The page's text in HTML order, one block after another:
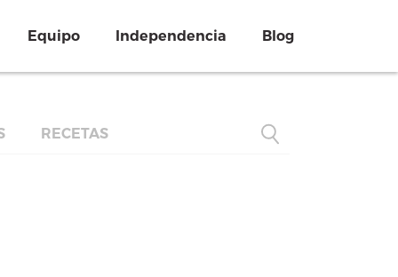
Equipo Independencia Blog
RECETAS